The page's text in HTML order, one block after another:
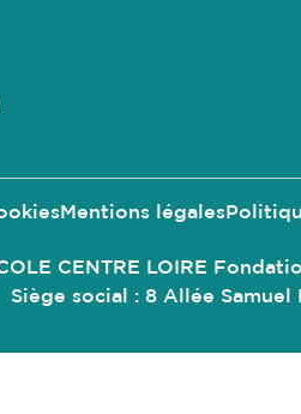
Mentions légales
CENTRE LOIRE
Siège social : 8 Allée Samuel